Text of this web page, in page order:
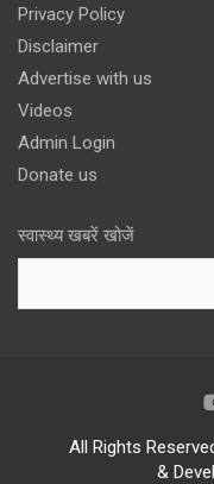
Privacy Policy
Disclaimer
Advertise with us
Videos
Admin Login
Donate us
स्वास्थ्य खबरें खोजें
All Rights
&